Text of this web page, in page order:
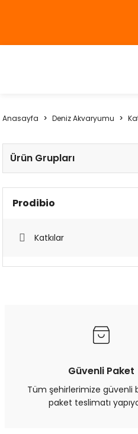
Anasayfa Deniz Akvaryumu
Ürün Grupları
Prodibio
Katkılar
Güvenli Paket
Tüm şehirlerimize güvenli
paket teslimatı